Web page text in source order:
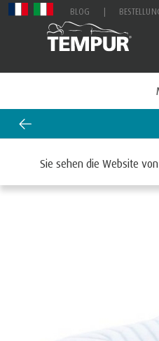
BLOG
Sie sehen die Website